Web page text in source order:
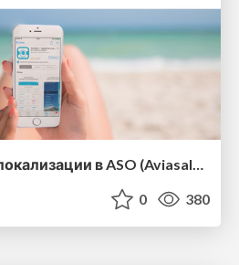
Дополнительные локализации в ASO (Aviasales)
0 380